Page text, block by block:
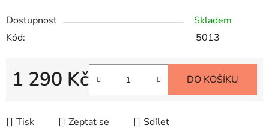
Dostupnost
Skladem
Kód:
5013
1 290 Kč DO KOŠÍKU
Tisk Zeptat se Sdílet